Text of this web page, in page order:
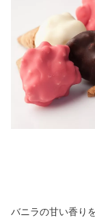
バニラの甘い香り